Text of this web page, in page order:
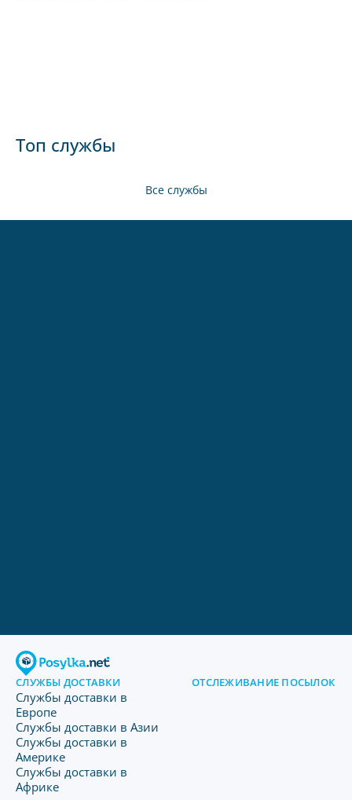
Топ службы
Все службы
СЛУЖБЫ ДОСТАВКИ
Службы доставки в
Европе
Службы доставки в Азии
Службы доставки в
Америке
Службы доставки в
Африке
ОТСЛЕЖИВАНИЕ ПОСЫЛОК